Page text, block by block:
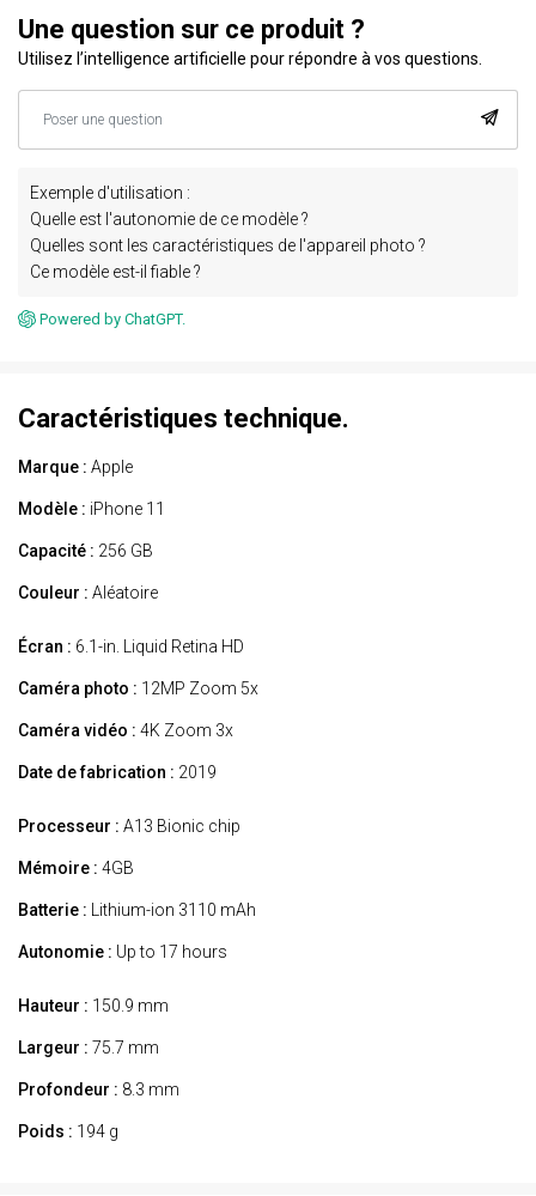
Une question sur ce produit ?
Utilisez l’intelligence artificielle pour répondre à vos questions.
Exemple d'utilisation :
Quelle est l'autonomie de ce modèle ?
Quelles sont les caractéristiques de l'appareil photo ?
Ce modèle est-il fiable ?
Powered by ChatGPT.
Caractéristiques technique.
Marque : Apple
Modèle : iPhone 11
Capacité : 256 GB
Couleur : Aléatoire
Écran : 6.1-in. Liquid Retina HD
Caméra photo : 12MP Zoom 5x
Caméra vidéo : 4K Zoom 3x
Date de fabrication : 2019
Processeur : A13 Bionic chip
Mémoire : 4GB
Batterie : Lithium-ion 3110 mAh
Autonomie : Up to 17 hours
Hauteur : 150.9 mm
Largeur : 75.7 mm
Profondeur : 8.3 mm
Poids : 194 g